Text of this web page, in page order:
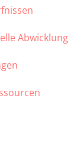
Abwicklung